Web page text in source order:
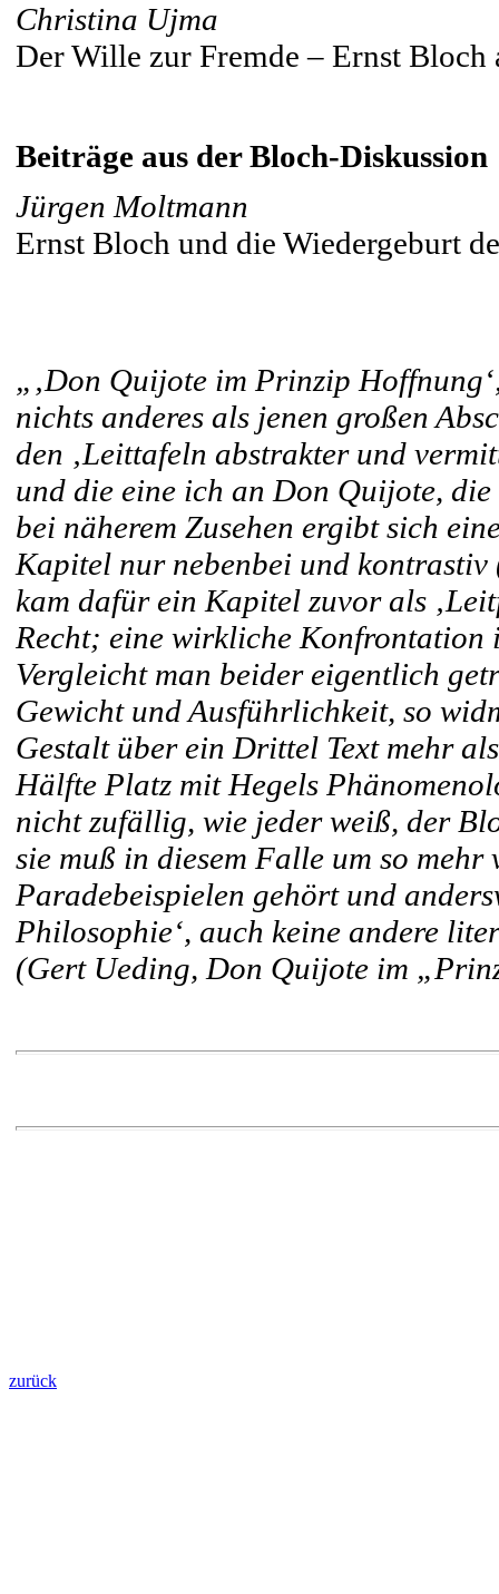
Christina Ujma
Der Wille zur Fremde – Ernst Bloch
Beiträge aus der Bloch-Diskussion
Jürgen Moltmann
Ernst Bloch und die Wiedergeburt
„‚Don Quijote im Prinzip
nichts anderes als jenen großen
den ‚Leittafeln abstrakter und
und die eine ich an Don Quijote,
bei näherem Zusehen ergibt sich
Kapitel nur nebenbei und kontrastiv
kam dafür ein Kapitel zuvor als
Recht; eine wirkliche Konfrontation
Vergleicht man beider eigentlich
Gewicht und Ausführlichkeit, so
Gestalt über ein Drittel Text mehr
Hälfte Platz mit Hegels
nicht zufällig, wie jeder weiß, der
sie muß in diesem Falle um so mehr
Paradebeispielen gehört und
Philosophie‘, auch keine andere
(Gert Ueding, Don Quijote im
zurück